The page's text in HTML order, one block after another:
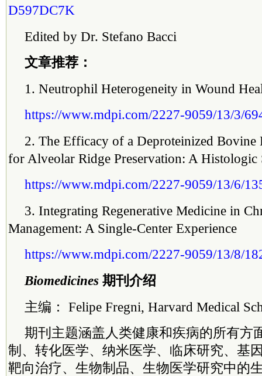
D597DC7K
Edited by Dr. Stefano Bacci
文章推荐：
1. Neutrophil Heterogeneity in Wound
https://www.mdpi.com/2227-9059/13/3/
2. The Efficacy of a Deproteinized Bovine
for Alveolar Ridge Preservation: A Histologic
https://www.mdpi.com/2227-9059/13/6/
3. Integrating Regenerative Medicine in
Management: A Single-Center Experience
https://www.mdpi.com/2227-9059/13/8/
Biomedicines 期刊介绍
主编： Felipe Fregni, Harvard Medical
期刊主题涵盖人类健康和疾病的所有方
制、转化医学、纳米医学、临床研究、基
靶向治疗、生物制品、生物医学研究中的